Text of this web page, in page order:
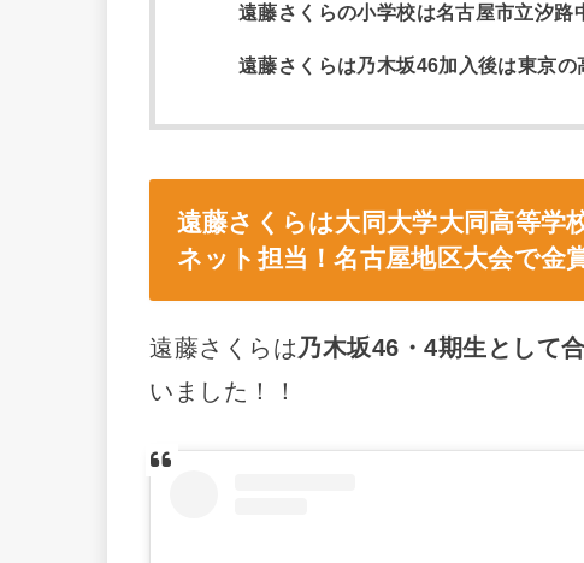
遠藤さくらの小学校は名古屋市立汐路
遠藤さくらは乃木坂46加入後は東京の
遠藤さくらは大同大学大同高等学
ネット担当！名古屋地区大会で金
遠藤さくらは 乃木坂46・4期生として
いました！！